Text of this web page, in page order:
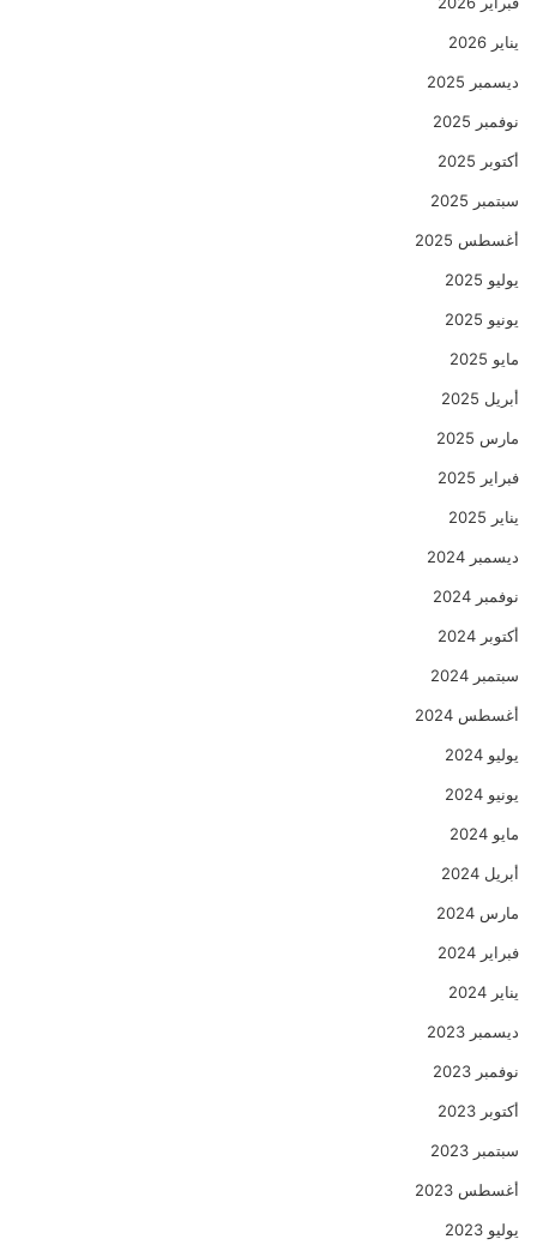
يناير 2026
ديسمبر 2025
نوفمبر 2025
أكتوبر 2025
سبتمبر 2025
أغسطس 2025
يوليو 2025
يونيو 2025
مايو 2025
أبريل 2025
مارس 2025
فبراير 2025
يناير 2025
ديسمبر 2024
نوفمبر 2024
أكتوبر 2024
سبتمبر 2024
أغسطس 2024
يوليو 2024
يونيو 2024
مايو 2024
أبريل 2024
مارس 2024
فبراير 2024
يناير 2024
ديسمبر 2023
نوفمبر 2023
أكتوبر 2023
سبتمبر 2023
أغسطس 2023
يوليو 2023